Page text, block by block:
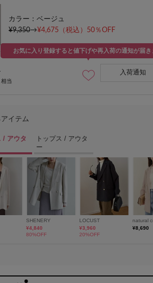
カラー：ベージュ
¥9,350→¥4,675 （税込）50％OFF
当
お気に入り登録すると値下げや再入荷の通知が届き
入荷通知